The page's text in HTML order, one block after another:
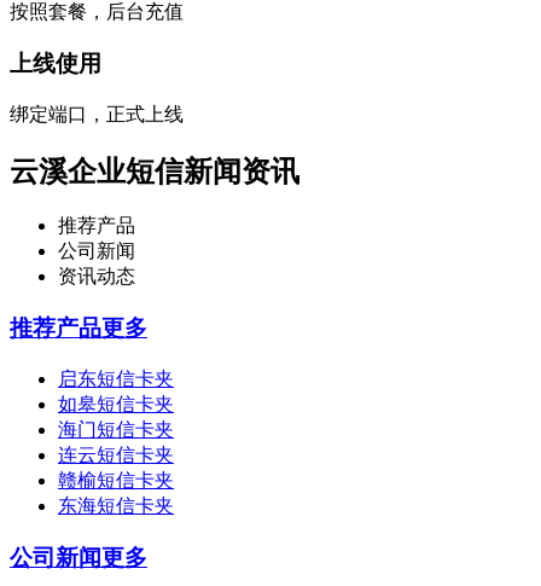
按照套餐，后台充值
上线使用
绑定端口，正式上线
云溪企业短信新闻资讯
推荐产品
公司新闻
资讯动态
推荐产品更多
启东短信卡夹
如皋短信卡夹
海门短信卡夹
连云短信卡夹
赣榆短信卡夹
东海短信卡夹
公司新闻更多